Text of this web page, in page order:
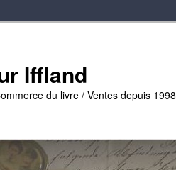
Iffland
du livre / Ventes depuis 1998